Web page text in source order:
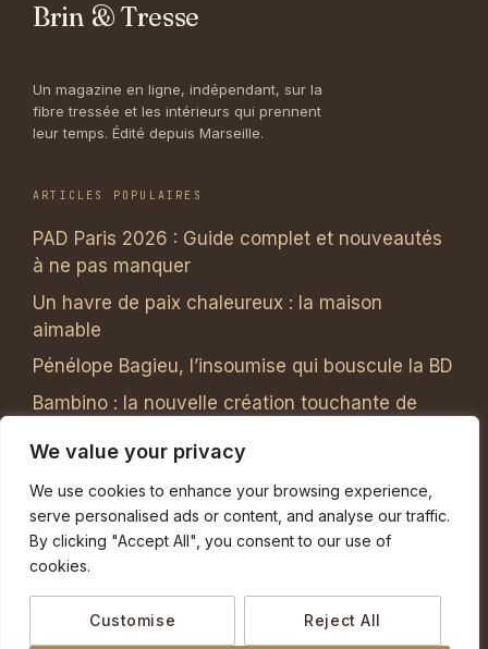
We value your privacy
We use cookies to enhance your browsing experience,
serve personalised ads or content, and analyse our traffic.
By clicking "Accept All", you consent to our use of
cookies.
Customise Reject All
Brin & Tresse
Un magazine en ligne, indépendant, sur la
fibre tressée et les intérieurs qui prennent
leur temps. Édité depuis Marseille.
ARTICLES POPULAIRES
PAD Paris 2026 : Guide complet et nouveautés
à ne pas manquer
Un havre de paix chaleureux : la maison
aimable
Pénélope Bagieu, l’insoumise qui bouscule la BD
Bambino : la nouvelle création touchante de
Lionel Jadot : Un engagement passionné au
service de la main de l’homme
LE MAGAZINE
Accueil